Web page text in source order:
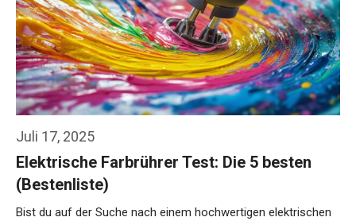
Juli 17, 2025
Elektrische Farbrührer Test: Die 5 besten
(Bestenliste)
Bist du auf der Suche nach einem hochwertigen elektrischen